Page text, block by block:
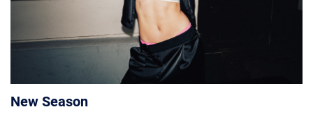
New Season